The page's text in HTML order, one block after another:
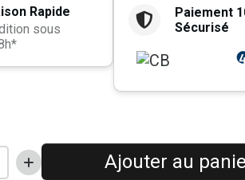
Rapide
sous
Paiement
Sécurisé
Ajouter au